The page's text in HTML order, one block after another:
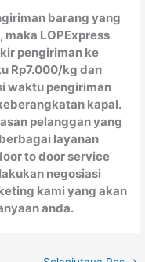
barang yang
LOPExpress
pengiriman ke
Rp7.000/kg dan
waktu pengiriman
kapal.
pelanggan yang
layanan
to door service
negosiasi
kami yang akan
anda.